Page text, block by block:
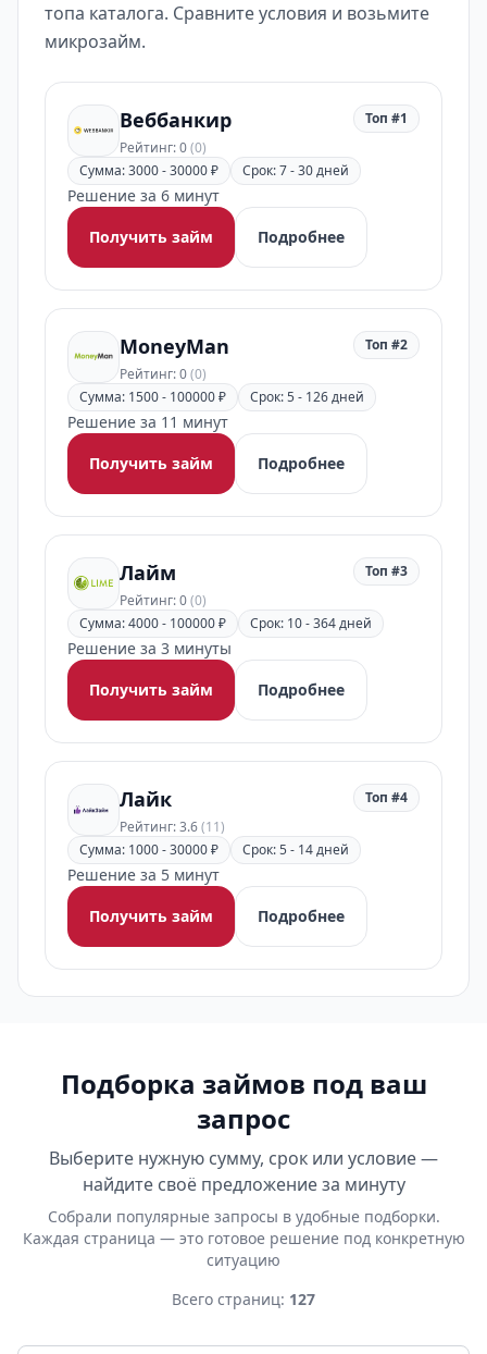
топа каталога. Сравните условия и возьмите
микрозайм.
Веббанкир
Рейтинг: 0(0)
Топ #1
Сумма: 3000 - 30000 ₽ Срок: 7 - 30 дней
Решение за 6 минут
Получить займ
Подробнее
MoneyMan
Рейтинг: 0(0)
Топ #2
Сумма: 1500 - 100000 ₽ Срок: 5 - 126 дней
Решение за 11 минут
Получить займ
Подробнее
Лайм
Рейтинг: 0(0)
Топ #3
Сумма: 4000 - 100000 ₽ Срок: 10 - 364 дней
Решение за 3 минуты
Получить займ
Подробнее
Лайк
Рейтинг: 3.6(11)
Топ #4
Сумма: 1000 - 30000 ₽ Срок: 5 - 14 дней
Решение за 5 минут
Получить займ
Подробнее
Подборка займов под ваш
запрос
Выберите нужную сумму, срок или условие —
найдите своё предложение за минуту
Собрали популярные запросы в удобные подборки.
Каждая страница — это готовое решение под конкретную
ситуацию
Всего страниц: 127